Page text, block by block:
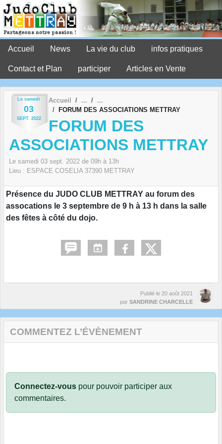
Accueil News La vie du club infos pratiques
Contact et Plan participer Articles en Vente
Le samedi
03
SEPT. 2022
Accueil
FORUM DES ASSOCIATIONS METTRAY
FORUM DES
ASSOCIATIONS METTRAY
Le samedi 03 sept. 2022 de 09h à 13h
Lieu : ESPACE COSELIA 37390 METTRAY
Présence du JUDO CLUB METTRAY au forum des
assocations le 3 septembre de 9 h à 13 h dans la salle
des fêtes à côté du dojo.
Publié le 20 août 2021
par SANDRINE CHARCELLE
COMMENTEZ L’ÉVÈNEMENT
Connectez-vous pour pouvoir participer aux
commentaires.
Panneau de gestion des cookies